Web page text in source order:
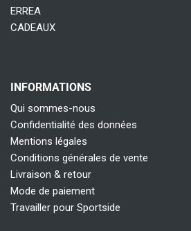
ERREA
CADEAUX
INFORMATIONS
Qui sommes-nous
Confidentialité des données
Mentions légales
Conditions générales de vente
Livraison & retour
Mode de paiement
Travailler pour Sportside